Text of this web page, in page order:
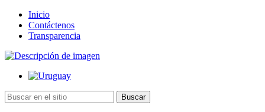
Inicio
Contáctenos
Transparencia